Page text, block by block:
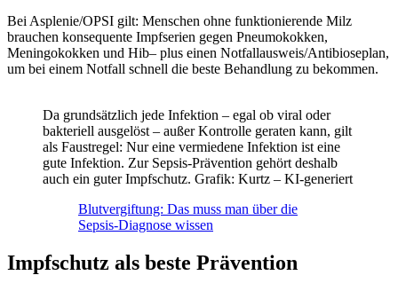
Bei Asplenie/OPSI gilt: Menschen ohne funktionierende Milz
brauchen konsequente Impfserien gegen Pneumokokken,
Meningokokken und Hib– plus einen Notfallausweis/Antibioseplan,
um bei einem Notfall schnell die beste Behandlung zu bekommen.
Da grundsätzlich jede Infektion – egal ob viral oder
bakteriell ausgelöst – außer Kontrolle geraten kann, gilt
als Faustregel: Nur eine vermiedene Infektion ist eine
gute Infektion. Zur Sepsis-Prävention gehört deshalb
auch ein guter Impfschutz. Grafik: Kurtz – KI-generiert
Blutvergiftung: Das muss man über die
Sepsis-Diagnose wissen
Impfschutz als beste Prävention